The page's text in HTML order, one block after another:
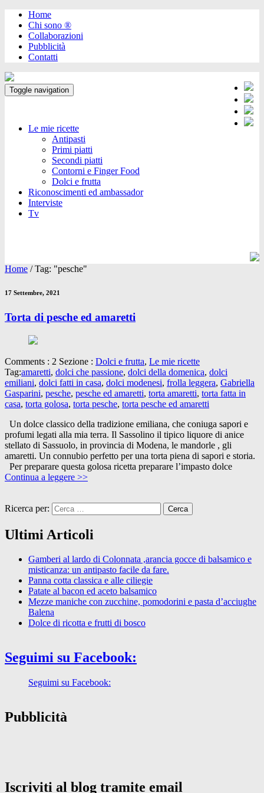
Home
Chi sono ®️
Collaborazioni
Pubblicità
Contatti
Toggle navigation
Le mie ricette
Antipasti
Primi piatti
Secondi piatti
Contorni e Finger Food
Dolci e frutta
Riconoscimenti ed ambassador
Interviste
Tv
Home /Tag: "pesche"
17 Settembre, 2021
Torta di pesche ed amaretti
Comments : 2 Sezione : Dolci e frutta, Le mie ricette
Tag:amaretti, dolci che passione, dolci della domenica, dolci
emiliani, dolci fatti in casa, dolci modenesi, frolla leggera, Gabriella
Gasparini, pesche, pesche ed amaretti, torta amaretti, torta fatta in
casa, torta golosa, torta pesche, torta pesche ed amaretti
Un dolce classico della tradizione emiliana, che coniuga sapori e
profumi legati alla mia terra. Il Sassolino il tipico liquore di anice
stellato di Sassuolo, in provincia di Modena, le mandorle , gli
amaretti. Un connubio perfetto per una torta piena di sapori e storia.
Per preparare questa golosa ricetta preparare l’impasto dolce
Continua a leggere >>
Ricerca per:
Ultimi Articoli
Gamberi al lardo di Colonnata ,arancia gocce di balsamico e
misticanza: un antipasto facile da fare.
Panna cotta classica e alle ciliegie
Patate al bacon ed aceto balsamico
Mezze maniche con zucchine, pomodorini e pasta d’acciughe
Balena
Dolce di ricotta e frutti di bosco
Seguimi su Facebook:
Seguimi su Facebook:
Pubblicità
Iscriviti al blog tramite email